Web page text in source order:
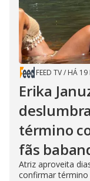
FEED TV/ HÁ 19
Erika
término
fãs
Atriz aproveita
confirmar